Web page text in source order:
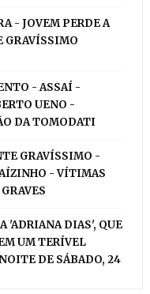
- JOVEM PERDE A
GRAVÍSSIMO
- ASSAÍ -
UENO -
DA TOMODATI
GRAVÍSSIMO -
- VÍTIMAS
'ADRIANA DIAS', QUE
UM TERÍVEL
DE SÁBADO, 24